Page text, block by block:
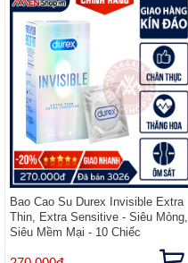
Bao Cao Su Durex Invisible Extra
Thin, Extra Sensitive - Siêu Mỏng,
Siêu Mềm Mại - 10 Chiếc